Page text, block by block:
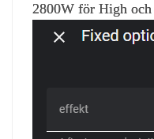
2800W för High